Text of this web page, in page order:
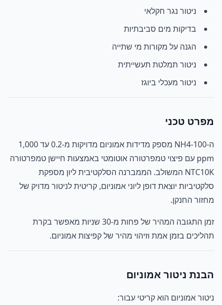
ניטור נגר חקלאי
בדיקות מים סביבתיות
הגנה על מקורות מי שתייה
ניטור תמלטת תעשייתית
ניטור מעכלי ביוגז
מפרט טכני
ה-NH4-100 מספק מדידות אמוניום מדויקות מ-0.2 עד 1,000
ppm עם פיצוי טמפרטורה אוטומטי באמצעות חיישן טמפרטורה
NTC10K המשולב. הממברנה הסלקטיבית ליון מספקת
סלקטיביות יוצאת דופן ליוני אמוניום, קריטית לניטור מדויק של
מחזור החנקן.
זמן התגובה המהיר של פחות מ-30 שניות מאפשר בקרת
תהליכים בזמן אמת וזיהוי מהיר של קפיצות אמוניום.
הבנת ניטור אמוניום
ניטור אמוניום הוא קריטי עבור: